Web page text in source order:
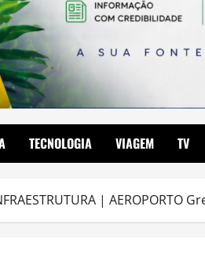
TECNOLOGIA VIAGEM TV
|